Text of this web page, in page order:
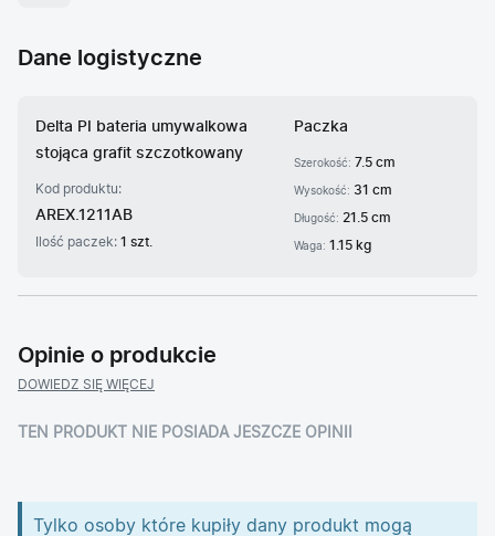
Dane logistyczne
Delta PI bateria umywalkowa
stojąca grafit szczotkowany
Kod produktu:
AREX.1211AB
Ilość paczek: 1 szt.
Paczka
Szerokość: 7.5 cm
Wysokość: 31 cm
Długość: 21.5 cm
Waga:1.15 kg
Opinie o produkcie
DOWIEDZ SIĘ WIĘCEJ
TEN PRODUKT NIE POSIADA JESZCZE OPINII
Tylko osoby które kupiły dany produkt mogą